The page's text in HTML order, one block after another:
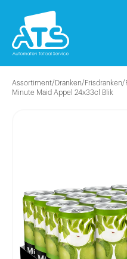
Assortiment/Dranken/Frisdranken/
Minute Maid Appel 24x33cl Blik